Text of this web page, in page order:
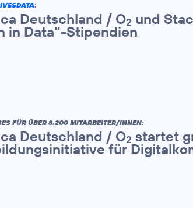
:
Deutschland / O2 und
in Data“-Stipendien
FÜR ÜBER 8.200 MITARBEITER/INNEN:
Deutschland / O2 startet
für